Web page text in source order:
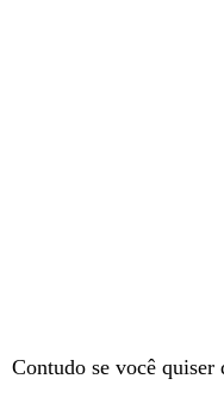
Contudo se você quiser